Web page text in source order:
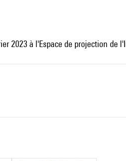
2023 à l'Espace de projection de